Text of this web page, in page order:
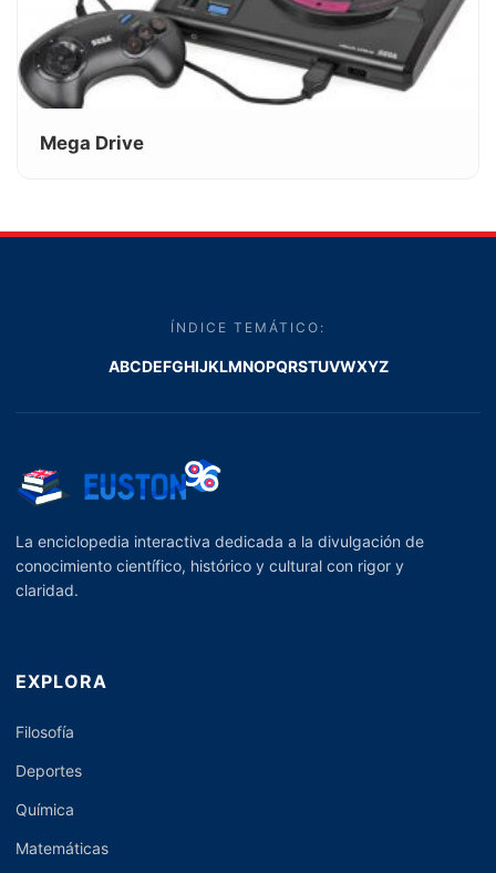
Mega Drive
ÍNDICE TEMÁTICO:
ABCDEFGHIJKLMNOPQRSTUVWXYZ
La enciclopedia interactiva dedicada a la divulgación de
conocimiento científico, histórico y cultural con rigor y
claridad.
EXPLORA
Filosofía
Deportes
Química
Matemáticas